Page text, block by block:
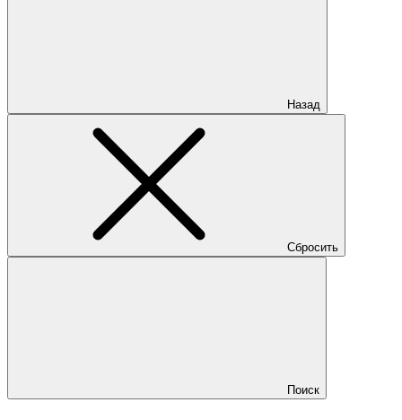
Назад
Сбросить
Поиск